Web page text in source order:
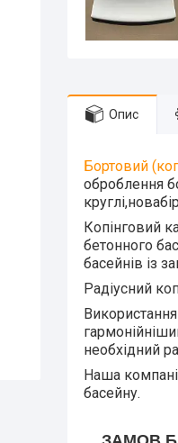
Опис
Бортовий
оброблення
Копінговий
бетонного
басейнів із
Радіусний
необхідний
Наша
басейну.